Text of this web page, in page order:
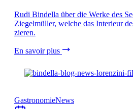
Rudi Bindella über die Werke des
Ziegelmüller, welche das Interieur
zieren.
En savoir plus
GastronomieNews